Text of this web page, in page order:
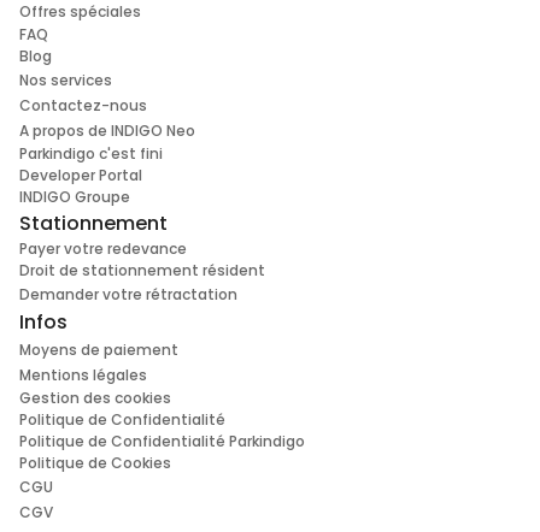
Offres spéciales
FAQ
Blog
Nos services
Contactez-nous
A propos de INDIGO Neo
Parkindigo c'est fini
Developer Portal
INDIGO Groupe
Stationnement
Payer votre redevance
Droit de stationnement résident
Demander votre rétractation
Infos
Moyens de paiement
Mentions légales
Gestion des cookies
Politique de Confidentialité
Politique de Confidentialité Parkindigo
Politique de Cookies
CGU
CGV